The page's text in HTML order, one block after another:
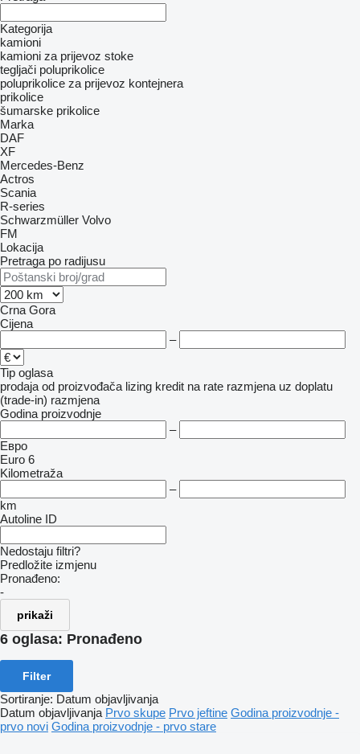
Kategorija
kamioni
kamioni za prijevoz stoke
tegljači poluprikolice
poluprikolice za prijevoz kontejnera
prikolice
šumarske prikolice
Marka
DAF
XF
Mercedes-Benz
Actros
Scania
R-series
Schwarzmüller Volvo
FM
Lokacija
Pretraga po radijusu
Crna Gora
Cijena
–
Tip oglasa
prodaja od proizvođača lizing kredit na rate razmjena uz doplatu
(trade-in) razmjena
Godina proizvodnje
–
Евро
Euro 6
Kilometraža
–
km
Autoline ID
Nedostaju filtri?
Predložite izmjenu
Pronađeno:
-
prikaži
6 oglasa: Pronađeno
Filter
Sortiranje: Datum objavljivanja
Datum objavljivanja Prvo skupe Prvo jeftine Godina proizvodnje -
prvo novi Godina proizvodnje - prvo stare